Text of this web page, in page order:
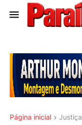
Página inicial Justiça